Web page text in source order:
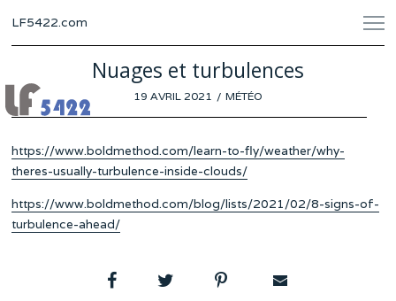
LF5422.com
Nuages et turbulences
POSTED
19 AVRIL 2021 16MÉTÉO
https://www.boldmethod.com/learn-to-fly/weather/why-
theres-usually-turbulence-inside-clouds/
https://www.boldmethod.com/blog/lists/2021/02/8-signs-of-
turbulence-ahead/